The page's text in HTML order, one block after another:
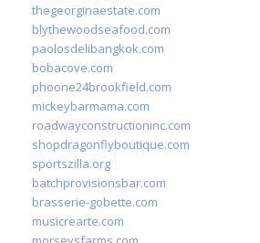
thegeorginaestate.com
blythewoodseafood.com
paolosdelibangkok.com
bobacove.com
phoone24brookfield.com
mickeybarmama.com
roadwayconstructioninc.com
shopdragonflyboutique.com
sportszilla.org
batchprovisionsbar.com
brasserie-gobette.com
musicrearte.com